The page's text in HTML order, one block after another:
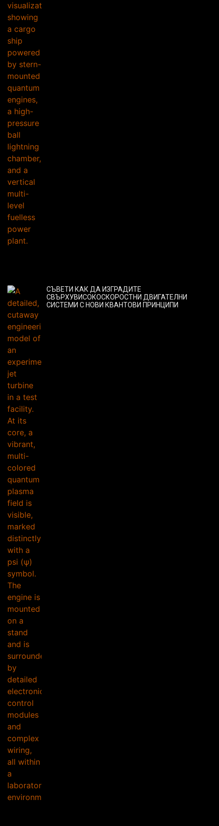
СЪВЕТИ КАК ДА ИЗГРАДИТЕ
СВЪРХУВИСОКОСКОРОСТНИ ДВИГАТЕЛНИ
СИСТЕМИ С НОВИ КВАНТОВИ ПРИНЦИПИ